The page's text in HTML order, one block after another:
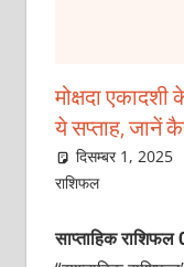
मोक्षदा
ये सप्ताह, जानें
दिसम्बर 1, 2025
राशिफल
साप्ताहिक